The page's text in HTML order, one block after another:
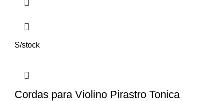
S/stock
Cordas para Violino Pirastro Tonica